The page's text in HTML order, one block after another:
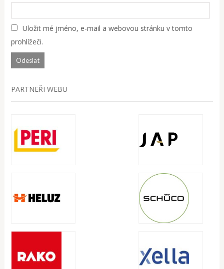
Uložit mé jméno, e-mail a webovou stránku v tomto
prohlížeči.
PARTNEŘI WEBU